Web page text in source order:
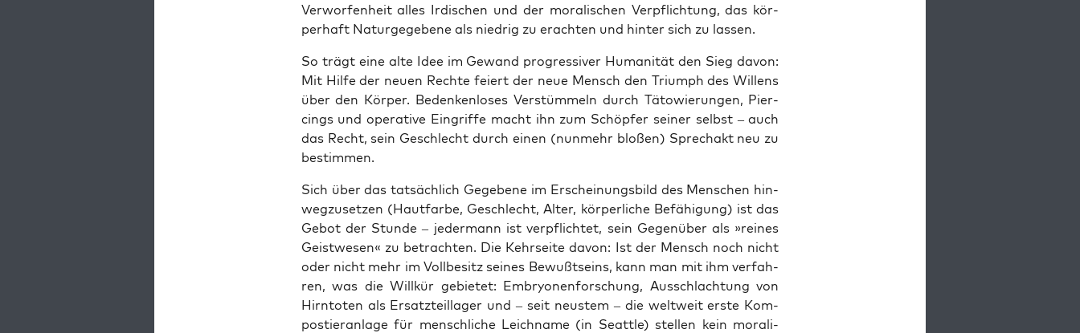
Ver­wor­fen­heit alles Irdi­schen und der mora­li­schen Ver­pflich­tung, das kör­
per­haft Natur­ge­ge­be­ne als nied­rig zu erach­ten und hin­ter sich zu lassen.
So trägt eine alte Idee im Gewand pro­gres­si­ver Huma­ni­tät den Sieg davon:
Mit Hil­fe der neu­en Rech­te fei­ert der neue Mensch den ­Tri­umph des Wil­lens
über den Kör­per. Beden­ken­lo­ses Ver­stüm­meln durch Täto­wie­run­gen, Pier­
cings und ope­ra­ti­ve Ein­grif­fe macht ihn zum Schöp­fer sei­ner selbst – auch
das Recht, sein Geschlecht durch einen (nun­mehr blo­ßen) Sprech­akt neu zu
bestimmen.
Sich über das tat­säch­lich Gege­be­ne im Erschei­nungs­bild des Men­schen hin­
weg­zu­set­zen (Haut­far­be, Geschlecht, Alter, kör­per­li­che Befä­hi­gung) ist das
Gebot der Stun­de – jeder­mann ist ver­pflich­tet, sein Gegen­über als »rei­nes
Geist­we­sen« zu betrach­ten. Die Kehr­sei­te davon: Ist der Mensch noch nicht
oder nicht mehr im Voll­be­sitz sei­nes Bewußt­seins, kann man mit ihm ver­fah­
ren, was die Will­kür gebie­tet: Embryo­nen­for­schung, Aus­schlach­tung von
Hirn­to­ten als Ersatzteil­lager und – seit neus­tem – die welt­weit ers­te Kom­
pos­tier­an­la­ge für mensch­li­che Leich­na­me (in Seat­tle) stel­len kein mora­li­